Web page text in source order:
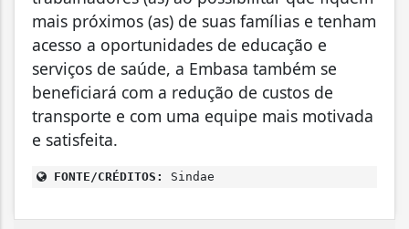
mais próximos (as) de suas famílias e tenham
acesso a oportunidades de educação e
serviços de saúde, a Embasa também se
beneficiará com a redução de custos de
transporte e com uma equipe mais motivada
e satisfeita.
FONTE/CRÉDITOS: Sindae